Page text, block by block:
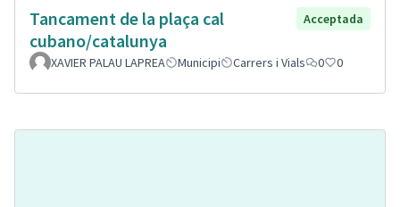
Tancament de la plaça cal
cubano/catalunya
Acceptada
XAVIER PALAU LAPREA Municipi Carrers i Vials 0 0